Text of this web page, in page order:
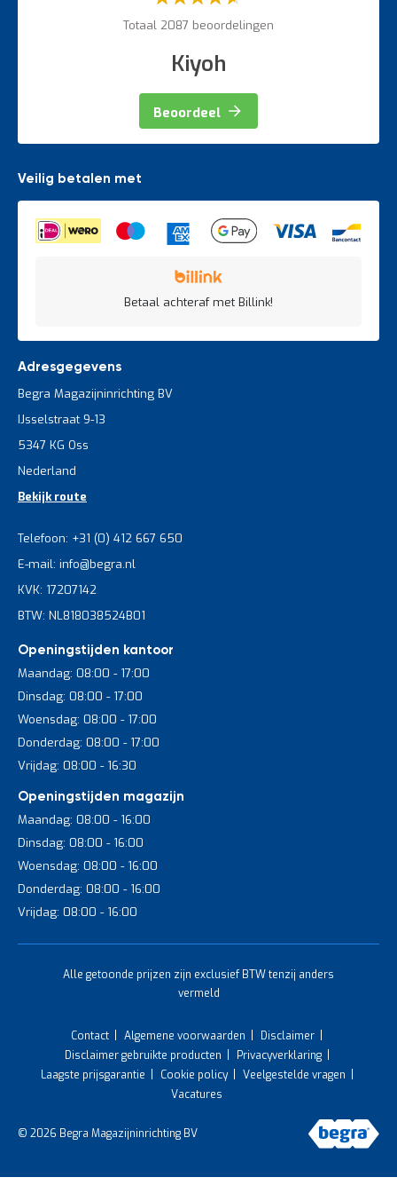
Totaal 2087 beoordelingen
Kiyoh
Beoordeel
Veilig betalen met
Betaal achteraf met Billink!
Adresgegevens
Begra Magazijninrichting BV
IJsselstraat 9-13
5347 KG Oss
Nederland
Bekijk route
Telefoon: +31 (0) 412 667 650
E-mail: info@begra.nl
KVK: 17207142
BTW: NL818038524B01
Openingstijden kantoor
Maandag: 08:00 - 17:00
Dinsdag: 08:00 - 17:00
Woensdag: 08:00 - 17:00
Donderdag: 08:00 - 17:00
Vrijdag: 08:00 - 16:30
Openingstijden magazijn
Maandag: 08:00 - 16:00
Dinsdag: 08:00 - 16:00
Woensdag: 08:00 - 16:00
Donderdag: 08:00 - 16:00
Vrijdag: 08:00 - 16:00
Alle getoonde prijzen zijn exclusief BTW tenzij anders
vermeld
Contact Algemene voorwaarden
Disclaimer
Disclaimer gebruikte producten
Privacyverklaring
Laagste prijsgarantie
Cookie policy
Veelgestelde vragen
Vacatures
© 2026 Begra Magazijninrichting BV